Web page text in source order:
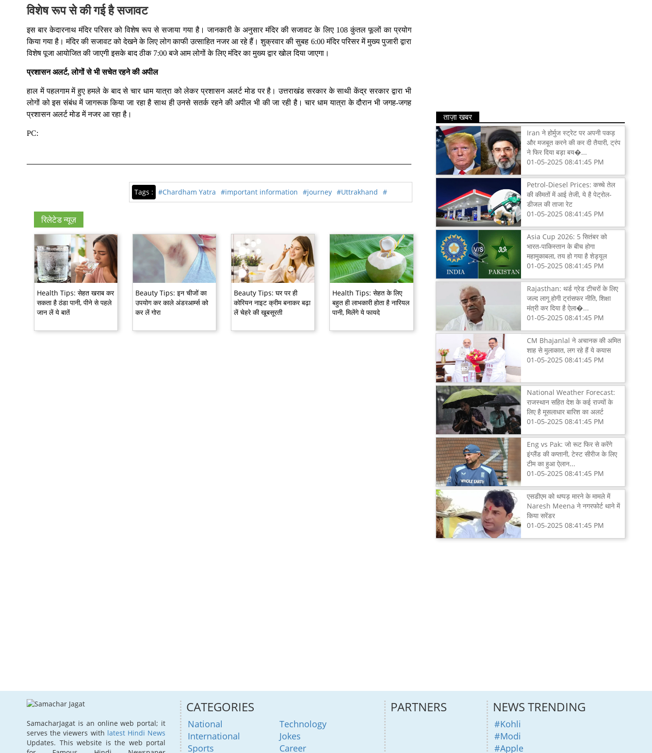
विशेष रूप से की गई है सजावट
इस बार केदारनाथ मंदिर परिसर को विशेष रूप से सजाया गया है। जानकारी के अनुसार मंदिर की सजावट के लिए 108 कुंतल फूलों का प्रयोग
किया गया है। मंदिर की सजावट को देखने के लिए लोग काफी उत्साहित नजर आ रहे हैं। शुक्रवार की सुबह 6:00 मंदिर परिसर में मुख्य पुजारी द्वारा
विशेष पूजा आयोजित की जाएगी इसके बाद ठीक 7:00 बजे आम लोगों के लिए मंदिर का मुख्य द्वार खोल दिया जाएगा।
प्रशासन अलर्ट, लोगों से भी सचेत रहने की अपील
हाल में पहलगाम में हुए हमले के बाद से चार धाम यात्रा को लेकर प्रशासन अलर्ट मोड पर है। उत्तराखंड सरकार के साथी केंद्र सरकार द्वारा भी
लोगों को इस संबंध में जागरूक किया जा रहा है साथ ही उनसे सतर्क रहने की अपील भी की जा रही है। चार धाम यात्रा के दौरान भी जगह-जगह
प्रशासन अलर्ट मोड में नजर आ रहा है।
PC:
Tags : #Chardham Yatra #important information #journey #Uttrakhand #
रिलेटेड न्यूज़
Health Tips: सेहत खराब कर
सकता है ठंडा पानी, पीने से पहले
जान लें ये बातें
Beauty Tips: इन चीजों का
उपयोग कर काले अंडरआर्म्स को
कर लें गोरा
Beauty Tips: घर पर ही
कोरियन नाइट क्रीम बनाकर बढ़ा
लें चेहरे की खूबसूरती
Health Tips: सेहत के लिए
बहुत ही लाभकारी होता है नारियल
पानी, मिलेंगे ये फायदे
ताज़ा खबर
Iran ने होर्मुज स्ट्रेट पर अपनी पकड़
और मजबूत करने की कर दी तैयारी, ट्रंप
ने फिर दिया बड़ा बय�...
01-05-2025 08:41:45 PM
Petrol-Diesel Prices: कच्चे तेल
की कीमतों में आई तेजी, ये है पेट्रोल-
डीजल की ताजा रेट
01-05-2025 08:41:45 PM
Asia Cup 2026: 5 सितंबर को
भारत-पाकिस्तान के बीच होगा
महामुकाबला, तय हो गया है शेड्यूल
01-05-2025 08:41:45 PM
Rajasthan: थर्ड ग्रेड टीचरों के लिए
जल्द लागू होगी ट्रांसफर नीति, शिक्षा
मंत्री कर दिया है ऐला�...
01-05-2025 08:41:45 PM
CM Bhajanlal ने अचानक की अमित
शाह से मुलाकात, लग रहे हैं ये कयास
01-05-2025 08:41:45 PM
National Weather Forecast:
राजस्थान सहित देश के कई राज्यों के
लिए है मूसलाधार बारिश का अलर्ट
01-05-2025 08:41:45 PM
Eng vs Pak: जो रूट फिर से करेंगे
इंग्लैंड की कप्तानी, टेस्ट सीरीज के लिए
टीम का हुआ ऐलान...
01-05-2025 08:41:45 PM
एसडीएम को थप्पड़ मारने के मामले में
Naresh Meena ने नगरफोर्ट थाने में
किया सरेंडर
01-05-2025 08:41:45 PM
SamacharJagat is an online web portal; it
serves the viewers with latest Hindi News
Updates. This website is the web portal
CATEGORIES
National
International
Sports
Technology
Jokes
Career
PARTNERS NEWS TRENDING
#Kohli
#Modi
#Apple